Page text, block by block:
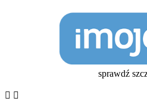
sprawdź
 